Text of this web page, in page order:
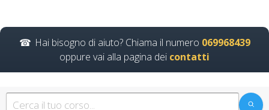
responsabilità nel contesto
aziendale per garantire un
ambiente…
Hai bisogno di aiuto? Chiama il numero 069968439
oppure vai alla pagina dei contatti